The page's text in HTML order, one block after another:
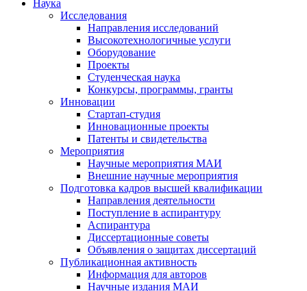
Наука
Исследования
Направления исследований
Высокотехнологичные услуги
Оборудование
Проекты
Студенческая наука
Конкурсы, программы, гранты
Инновации
Стартап-студия
Инновационные проекты
Патенты и свидетельства
Мероприятия
Научные мероприятия МАИ
Внешние научные мероприятия
Подготовка кадров высшей квалификации
Направления деятельности
Поступление в аспирантуру
Аспирантура
Диссертационные советы
Объявления о защитах диссертаций
Публикационная активность
Информация для авторов
Научные издания МАИ